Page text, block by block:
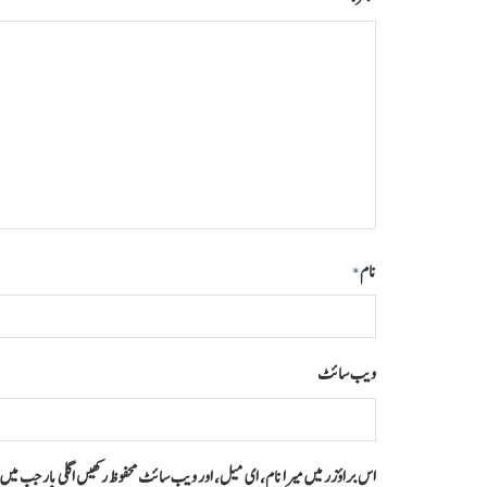
نام*
ویب‌ سائٹ
اس براؤزر میں میرا نام، ای میل، اور ویب سائٹ محفوظ رکھیں اگلی بار جب